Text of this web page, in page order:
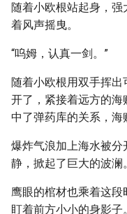
随着小欧根站起身，
着风声摇曳。
“呜姆，认真一剑。”
随着小欧根用双手挥
开了，紧接着远方的
中了弹药库的关系，海
爆炸气浪加上海水被
静，掀起了巨大的波澜。
鹰眼的棺材也乘着这
盯着前方小小的身影子。